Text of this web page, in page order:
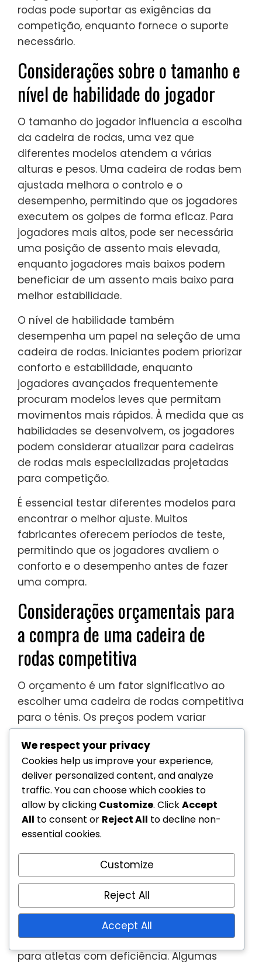
rodas pode suportar as exigências da
competição, enquanto fornece o suporte
necessário.
Considerações sobre o tamanho e
nível de habilidade do jogador
O tamanho do jogador influencia a escolha
da cadeira de rodas, uma vez que
diferentes modelos atendem a várias
alturas e pesos. Uma cadeira de rodas bem
ajustada melhora o controlo e o
desempenho, permitindo que os jogadores
executem os golpes de forma eficaz. Para
jogadores mais altos, pode ser necessária
uma posição de assento mais elevada,
enquanto jogadores mais baixos podem
beneficiar de um assento mais baixo para
melhor estabilidade.
O nível de habilidade também
desempenha um papel na seleção de uma
cadeira de rodas. Iniciantes podem priorizar
conforto e estabilidade, enquanto
jogadores avançados frequentemente
procuram modelos leves que permitam
movimentos mais rápidos. À medida que as
habilidades se desenvolvem, os jogadores
podem considerar atualizar para cadeiras
de rodas mais especializadas projetadas
para competição.
É essencial testar diferentes modelos para
encontrar o melhor ajuste. Muitos
fabricantes oferecem períodos de teste,
permitindo que os jogadores avaliem o
conforto e o desempenho antes de fazer
uma compra.
Considerações orçamentais para
a compra de uma cadeira de
rodas competitiva
O orçamento é um fator significativo ao
escolher uma cadeira de rodas competitiva
para o ténis. Os preços podem variar
amplamente, normalmente variando de
algumas centenas a vários milhares de
euros. Investir em uma cadeira de rodas de
maior qualidade geralmente compensa em
termos de desempenho e durabilidade.
Considere procurar marcas respeitáveis
conhecidas por suas cadeiras de rodas
competitivas, como Quickie, Invacare e
Sunrise Medical. Estas marcas oferecem
uma gama de opções que equilibram
qualidade e custo.
Além disso, explore opções de
financiamento ou subsídios disponíveis
para atletas com deficiência. Algumas
We respect your privacy
Cookies help us improve your experience,
deliver personalized content, and analyze
traffic. You can choose which cookies to
allow by clicking Customize. ClickAccept
All to consent or Reject All to decline non-
essential cookies.
Customize
Reject All
Accept All